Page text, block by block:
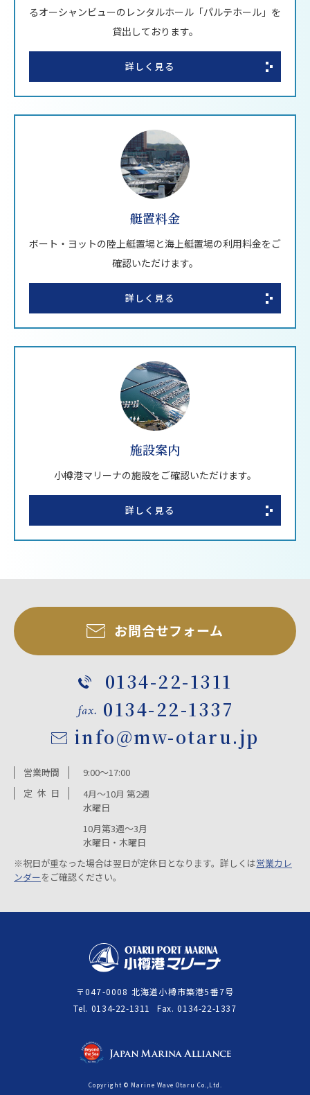
るオーシャンビューのレンタルホール「パルテホール」を
貸出しております。
詳しく見る
艇置料金
ボート・ヨットの陸上艇置場と海上艇置場の利用料金をご
確認いただけます。
詳しく見る
施設案内
小樽港マリーナの施設をご確認いただけます。
詳しく見る
お問合せフォーム
0134-22-1311
0134-22-1337
info@mw-otaru.jp
営業時間
9:00～17:00
定 休 日
4月～10月 第2週
水曜日
10月第3週～3月
水曜日・木曜日
※祝日が重なった場合は翌日が定休日となります。詳しくは営業カレ
ンダーをご確認ください。
〒047-0008 北海道小樽市築港5番7号
Tel 0134-22-1311 Fax 0134-22-1337
Copyright © Marine Wave Otaru Co.,Ltd.